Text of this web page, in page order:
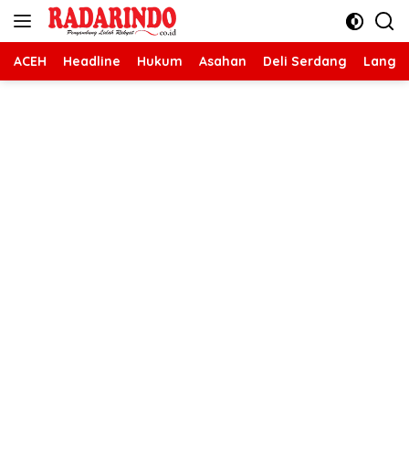
Langsung
ACEH Headline Hukum Asahan Deli Serdang